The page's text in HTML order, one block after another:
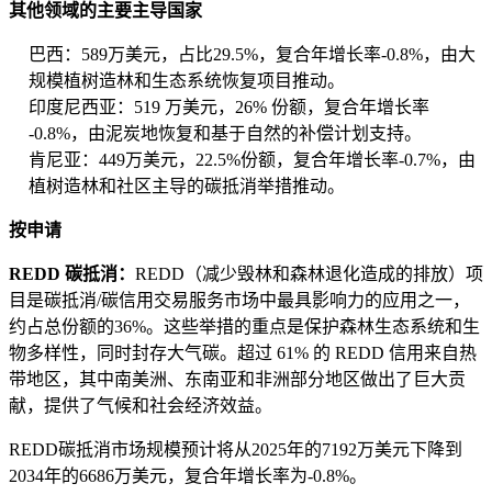
其他领域的主要主导国家
巴西：589万美元，占比29.5%，复合年增长率-0.8%，由大
规模植树造林和生态系统恢复项目推动。
印度尼西亚：519 万美元，26% 份额，复合年增长率
-0.8%，由泥炭地恢复和基于自然的补偿计划支持。
肯尼亚：449万美元，22.5%份额，复合年增长率-0.7%，由
植树造林和社区主导的碳抵消举措推动。
按申请
REDD 碳抵消： REDD（减少毁林和森林退化造成的排放）项
目是碳抵消/碳信用交易服务市场中最具影响力的应用之一，
约占总份额的36%。这些举措的重点是保护森林生态系统和生
物多样性，同时封存大气碳。超过 61% 的 REDD 信用来自热
带地区，其中南美洲、东南亚和非洲部分地区做出了巨大贡
献，提供了气候和社会经济效益。
REDD碳抵消市场规模预计将从2025年的7192万美元下降到
2034年的6686万美元，复合年增长率为-0.8%。